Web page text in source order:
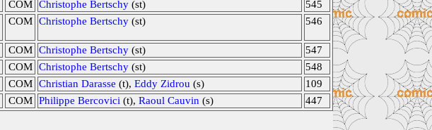
COM Christophe Bertschy (st)
545
COM Christophe Bertschy (st) 546
COM Christophe Bertschy (st)
547
COM Christophe Bertschy (st)
548
COM Christian Darasse (t), Eddy Zidrou (s)
109
COM Philippe Bercovici (t), Raoul Cauvin (s) 447